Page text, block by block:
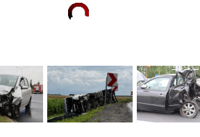
więcej...